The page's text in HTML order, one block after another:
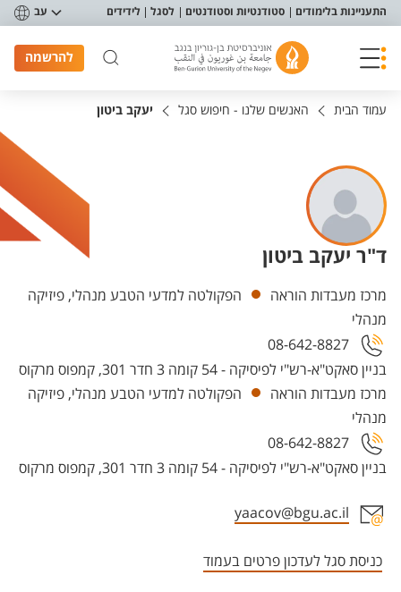
תפריט נגישות
התעניינות בלימודים סטודנטיות וסטודנטים לסגל לידידים עב
להרשמה
עמוד הבית האנשים שלנו - חיפוש סגל יעקב ביטון
ד"ר יעקב ביטון
יחידות
מרכז מעבדות הוראה
הפקולטה למדעי הטבע מנהלי, פיזיקה
מנהלי
בניין סאקט"א-רש"י לפיסיקה - 54 קומה 3 חדר 301, קמפוס מרקוס
08-642-8827
מרכז מעבדות הוראה
הפקולטה למדעי הטבע מנהלי, פיזיקה
מנהלי
בניין סאקט"א-רש"י לפיסיקה - 54 קומה 3 חדר 301, קמפוס מרקוס
08-642-8827
yaacov@bgu.ac.il
כניסת סגל לעדכון פרטים בעמוד